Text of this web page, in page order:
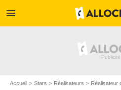
menu
Accueil Stars Réalisateurs Réalisateur